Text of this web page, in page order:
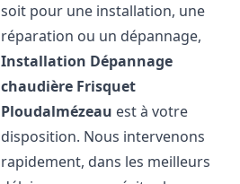
soit pour une installation, une
réparation ou un dépannage,
Installation Dépannage
chaudière Frisquet
Ploudalmézeau est à votre
disposition. Nous intervenons
rapidement, dans les meilleurs